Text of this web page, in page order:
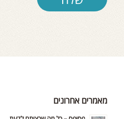
מאמרים אחרונים